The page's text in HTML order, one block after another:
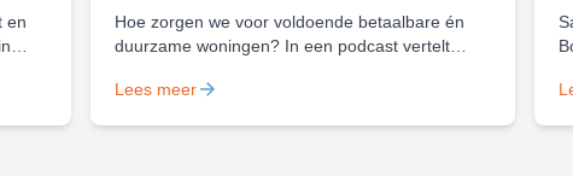
en
Hoe zorgen we voor voldoende betaalbare én
duurzame woningen? In een podcast vertelt
keuzes, uitdagingen en kansen die daarbij
Lees meer